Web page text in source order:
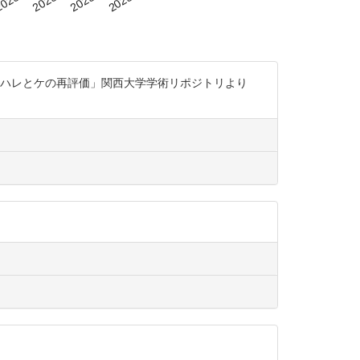
レとケの再評価」関西大学学術リポジトリより